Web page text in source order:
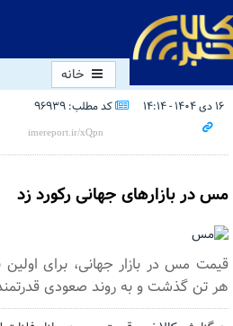
خانه
۱۶ دی ۱۴۰۴ - ۱۴:۱۴ کد مطلب: 96939
مس در بازارهای جهانی رکورد زد
هر تن گذشت و به روند صعودی